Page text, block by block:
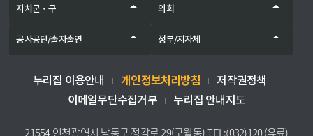
자치군‧구 의회
공사공단/출자출연 정부/지자체
누리집 이용안내 개인정보처리방침
저작권정책
이메일무단수집거부
누리집 안내지도
21554 인천광역시 남동구 정각로 29(구월동) TEL:(032)120 (유료)